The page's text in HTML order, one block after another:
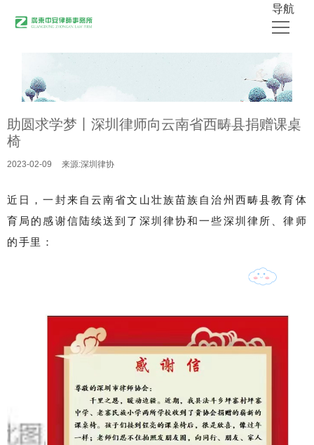
导航
关于中安
律师团队
媒体采访
助圆求学梦丨深圳律师向云南省西畴县捐赠课桌
椅
2023-02-09 来源:深圳律协
近日，一封来自云南省文山壮族苗族自治州西畴县教育体
育局的感谢信陆续送到了深圳律协和一些深圳律所、律师
的手里：